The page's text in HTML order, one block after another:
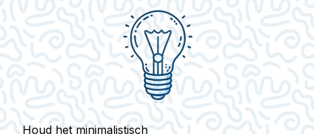
Houd het minimalistisch